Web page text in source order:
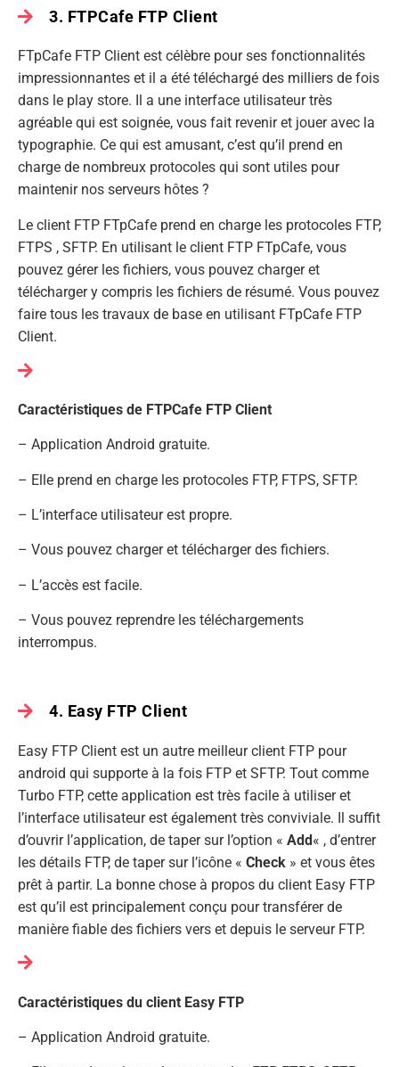
3. FTPCafe FTP Client
FTpCafe FTP Client est célèbre pour ses fonctionnalités
impressionnantes et il a été téléchargé des milliers de fois
dans le play store. Il a une interface utilisateur très
agréable qui est soignée, vous fait revenir et jouer avec la
typographie. Ce qui est amusant, c’est qu’il prend en
charge de nombreux protocoles qui sont utiles pour
maintenir nos serveurs hôtes ?
Le client FTP FTpCafe prend en charge les protocoles FTP,
FTPS , SFTP. En utilisant le client FTP FTpCafe, vous
pouvez gérer les fichiers, vous pouvez charger et
télécharger y compris les fichiers de résumé. Vous pouvez
faire tous les travaux de base en utilisant FTpCafe FTP
Client.
Caractéristiques de FTPCafe FTP Client
– Application Android gratuite.
– Elle prend en charge les protocoles FTP, FTPS, SFTP.
– L’interface utilisateur est propre.
– Vous pouvez charger et télécharger des fichiers.
– L’accès est facile.
– Vous pouvez reprendre les téléchargements
interrompus.
4. Easy FTP Client
Easy FTP Client est un autre meilleur client FTP pour
android qui supporte à la fois FTP et SFTP. Tout comme
Turbo FTP, cette application est très facile à utiliser et
l’interface utilisateur est également très conviviale. Il suffit
d’ouvrir l’application, de taper sur l’option « Add« , d’entrer
les détails FTP, de taper sur l’icône « Check » et vous êtes
prêt à partir. La bonne chose à propos du client Easy FTP
est qu’il est principalement conçu pour transférer de
manière fiable des fichiers vers et depuis le serveur FTP.
Caractéristiques du client Easy FTP
– Application Android gratuite.